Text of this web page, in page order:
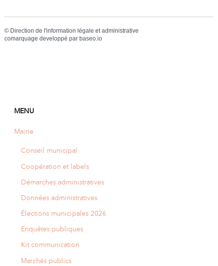
© Direction de l'information légale et administrative
comarquage developpé par baseo.io
MENU
Mairie
Conseil municipal
Coopération et labels
Démarches administratives
Données administratives
Élections municipales 2026
Enquêtes publiques
Kit communication
Marchés publics